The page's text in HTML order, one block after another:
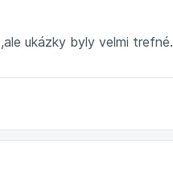
ukázky byly velmi trefné.